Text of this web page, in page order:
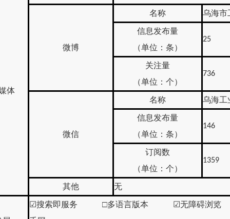
体
微博
名称 乌海市
信息发布量
（单位：条）
25
关注量
（单位：个）
736
微信
名称 乌海工
信息发布量
（单位：条）
146
订阅数
（单位：个）
1359
其他 无
☑搜索即服务 □多语言版本 ☑无障碍浏